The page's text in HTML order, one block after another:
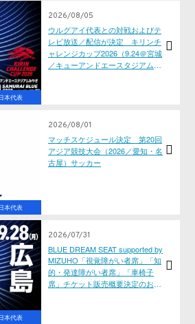
本代表
2026/08/05
ウルグアイ代表との対戦およびテ
レビ放送／配信が決定 キリンチ
ャレンジカップ2026（9.24＠宮城
／キューアンドエースタジアムみ
本代表
2026/08/01
マッチスケジュール決定 第20回
アジア競技大会（2026／愛知・名
古屋）サッカー
本代表
2026/07/31
BLUE DREAM SEAT supported by
MIZUHO「視覚障がい者席」「知
的・発達障がい者席」「車椅子
席」チケット販売概要決定のお知